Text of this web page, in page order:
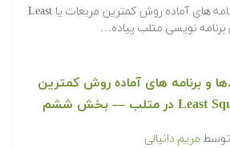
‫در ادامه کدها و برنامه های آماده روش کمترین مربعات یا Least
و برنامه های آماده روش کمترین
توسط مریم دانیالی